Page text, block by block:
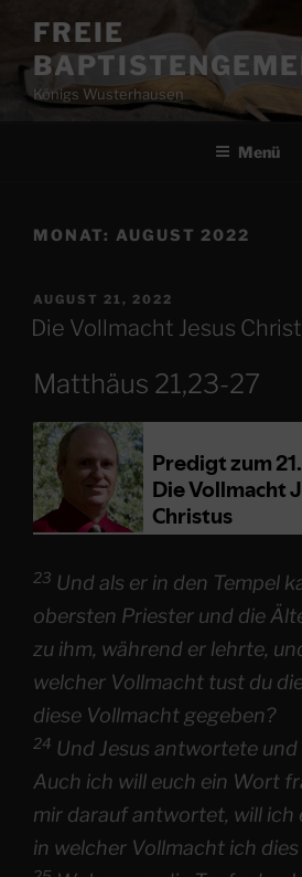
Inhalt
springen
FREIE
Königs Wusterhausen
Menü
MONAT: AUGUST 2022
VERÖFFENTLICHT
AM
AUGUST 21, 2022
Die Vollmacht Jesus
Matthäus 21,23-27
23 Und als er in den Tempel
obersten Priester und die
zu ihm, während er lehrte,
welcher Vollmacht tust du
diese Vollmacht gegeben?
24 Und Jesus antwortete
Auch ich will euch ein Wort
mir darauf antwortet, will ich
in welcher Vollmacht ich dies